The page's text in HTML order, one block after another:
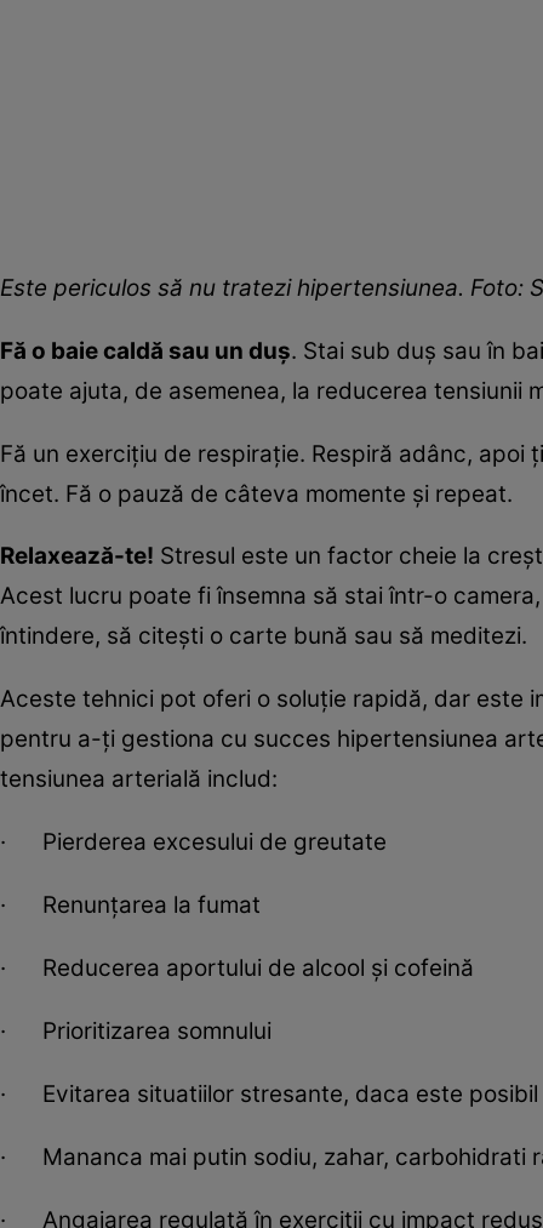
Este periculos să nu tratezi hipertensiunea. Foto:
Fă o baie caldă sau un duș. Stai sub duș sau în
poate ajuta, de asemenea, la reducerea tensiunii
Fă un exercițiu de respirație. Respiră adânc,
încet. Fă o pauză de câteva momente și repeat.
Relaxează-te! Stresul este un factor cheie la
Acest lucru poate fi însemna să stai într-o
întindere, să citești o carte bună sau să meditezi.
Aceste tehnici pot oferi o soluție rapidă, dar este
pentru a-ți gestiona cu succes hipertensiunea
tensiunea arterială includ:
· Pierderea excesului de greutate
· Renunțarea la fumat
· Reducerea aportului de alcool și cofeină
· Prioritizarea somnului
· Evitarea situatiilor stresante, daca este posibil
· Mananca mai putin sodiu, zahar, carbohidrati
· Angajarea regulată în exerciții cu impact